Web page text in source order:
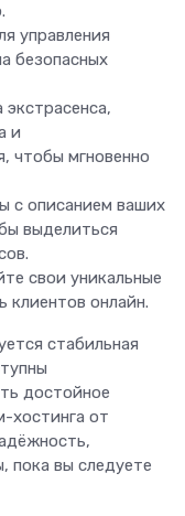
управления
безопасных
и
чтобы мгновенно
с описанием ваших
выделиться
свои уникальные
клиентов онлайн.
стабильная
достойное
хостинга от
пока вы следуете